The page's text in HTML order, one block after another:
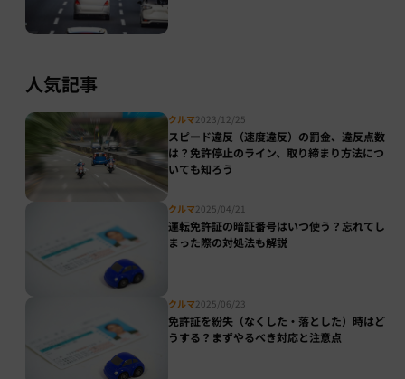
人気記事
クルマ2023/12/25
スピード違反（速度違反）の罰金、違反点数
は？免許停止のライン、取り締まり方法につ
いても知ろう
クルマ2025/04/21
運転免許証の暗証番号はいつ使う？忘れてし
まった際の対処法も解説
クルマ2025/06/23
免許証を紛失（なくした・落とした）時はど
うする？まずやるべき対応と注意点